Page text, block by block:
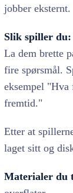
jobber eksternt.
Slik spiller du:
La dem brette
fire spørsmål.
eksempel
fremtid."
Etter at
laget sitt og
Materialer du